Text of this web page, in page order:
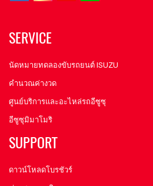
SERVICE
นัดหมายทดลองขับรถยนต์ ISUZU
คำนวณค่างวด
ศูนย์บริการและอะไหล่รถอีซูซุ
อีซูซุมิมาโมริ
SUPPORT
ดาวน์โหลดโบรชัวร์